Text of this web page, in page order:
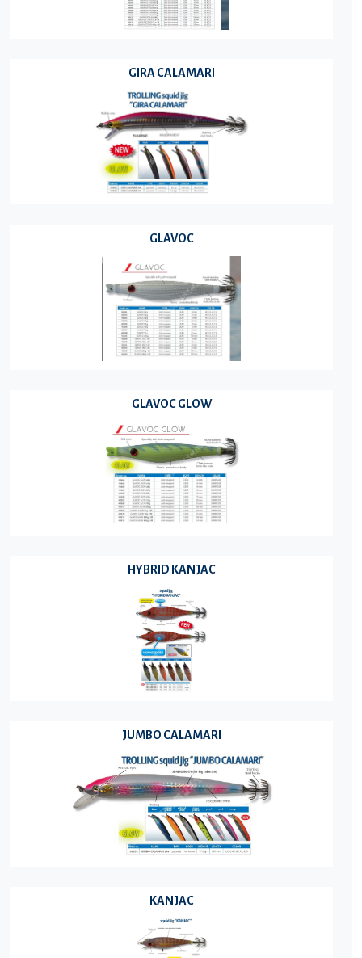
GIRA CALAMARI
GLAVOC
GLAVOC GLOW
HYBRID KANJAC
JUMBO CALAMARI
KANJAC